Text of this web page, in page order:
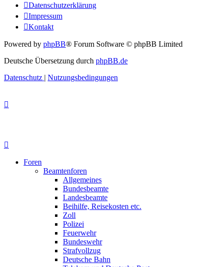
Datenschutzerklärung
Impressum
Kontakt
Powered by phpBB® Forum Software © phpBB Limited
Deutsche Übersetzung durch phpBB.de
Datenschutz | Nutzungsbedingungen
Foren
Beamtenforen
Allgemeines
Bundesbeamte
Landesbeamte
Beihilfe, Reisekosten etc.
Zoll
Polizei
Feuerwehr
Bundeswehr
Strafvollzug
Deutsche Bahn